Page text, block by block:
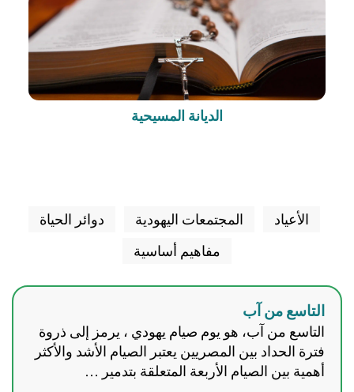
الديانة المسيحية
الأعياد المجتمعات اليهودية
دوائر الحياة
مفاهيم أساسية
التاسع من آب
التاسع من آب، هو يوم صيام يهودي ، يرمز إلى ذروة
فترة الحداد بين المصريين يعتبر الصيام الأشد والأكثر
أهمية بين الصيام الأربعة المتعلقة بتدمير …